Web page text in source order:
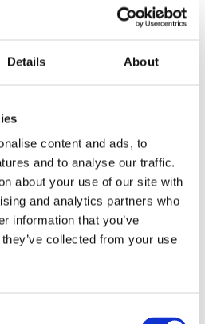
Details About
content and ads, to
and to analyse our traffic.
about your use of our site with
and analytics partners who
information that you’ve
collected from your use
85kg